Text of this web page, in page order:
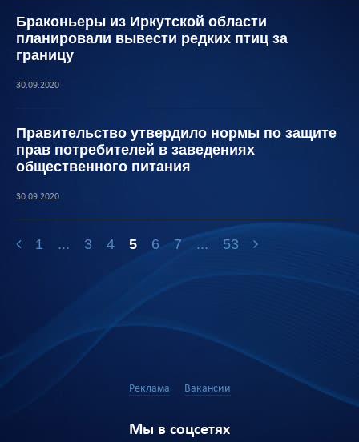
Браконьеры из Иркутской области
планировали вывести редких птиц за
границу
30.09.2020
Правительство утвердило нормы по защите
прав потребителей в заведениях
общественного питания
30.09.2020
1 ... 3 4 5 6 7 ... 53
Реклама Вакансии
Мы в соцсетях